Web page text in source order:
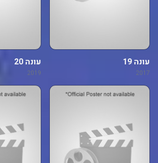
עונה 19
2017
עונה 20
2019